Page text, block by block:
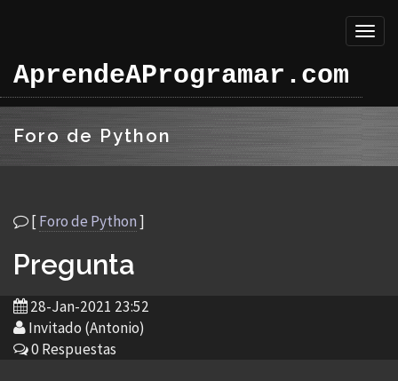
AprendeAProgramar.com
Foro de Python
[Foro de Python]
Pregunta
28-Jan-2021 23:52
Invitado (Antonio)
0 Respuestas